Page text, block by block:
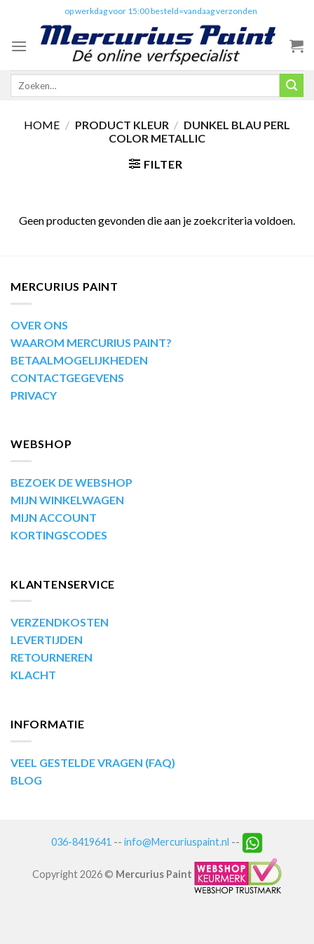
content
op werkdag voor 15:00 besteld=vandaag verzonden
Zoeken
HOME / PRODUCT KLEUR / DUNKEL BLAU PERL
COLOR METALLIC
FILTER
Geen producten gevonden die aan je zoekcriteria voldoen.
MERCURIUS PAINT
OVER ONS
WAAROM MERCURIUS PAINT?
BETAALMOGELIJKHEDEN
CONTACTGEGEVENS
PRIVACY
WEBSHOP
BEZOEK DE WEBSHOP
MIJN WINKELWAGEN
MIJN ACCOUNT
KORTINGSCODES
KLANTENSERVICE
VERZENDKOSTEN
LEVERTIJDEN
RETOURNEREN
KLACHT
INFORMATIE
VEEL GESTELDE VRAGEN (FAQ)
BLOG
036-8419641 -- info@Mercuriuspaint.nl --
Copyright 2026 © Mercurius Paint